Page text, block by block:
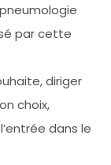
par cette
diriger
choix,
dans le